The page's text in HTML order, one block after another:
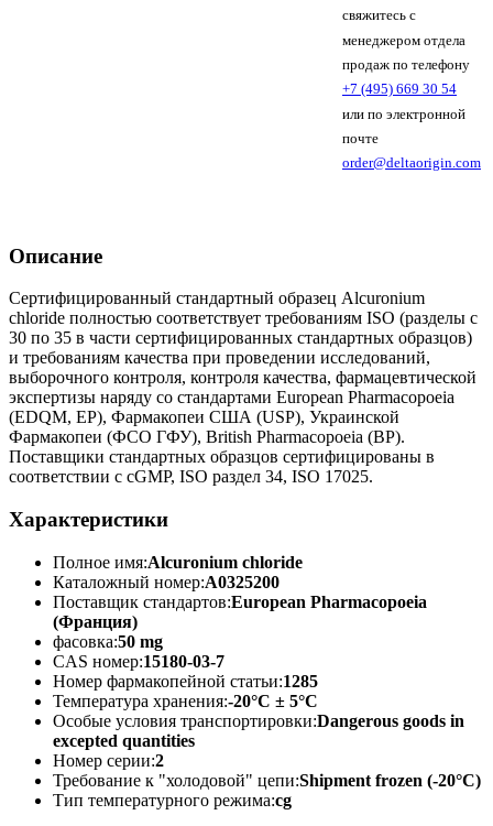
свяжитесь с
менеджером отдела
продаж по телефону
+7 (495) 669 30 54
или по электронной
почте
order@deltaorigin.com
Описание
Сертифицированный стандартный образец Alcuronium
chloride полностью соответствует требованиям ISO (разделы с
30 по 35 в части сертифицированных стандартных образцов)
и требованиям качества при проведении исследований,
выборочного контроля, контроля качества, фармацевтической
экспертизы наряду со стандартами European Pharmacopoeia
(EDQM, EP), Фармакопеи США (USP), Украинской
Фармакопеи (ФСО ГФУ), British Pharmacopoeia (BP).
Поставщики стандартных образцов сертифицированы в
соответствии с cGMP, ISO раздел 34, ISO 17025.
Характеристики
Полное имя:Alcuronium chloride
Каталожный номер:A0325200
Поставщик стандартов:European Pharmacopoeia
(Франция)
фасовка:50 mg
CAS номер:15180-03-7
Номер фармакопейной статьи:1285
Температура хранения:-20°C ± 5°C
Особые условия транспортировки:Dangerous goods in
excepted quantities
Номер серии:2
Требование к "холодовой" цепи:Shipment frozen (-20°C)
Тип температурного режима:cg